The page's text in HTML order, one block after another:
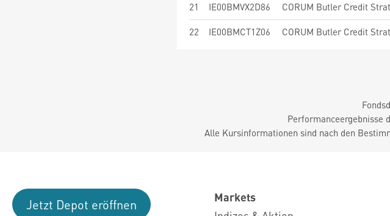
21 IE00BMVX2D86
22 IE00BMCT1Z06
Performanceergebnisse
Alle Kursinformationen sind nach den
Jetzt Depot eröffnen
Markets